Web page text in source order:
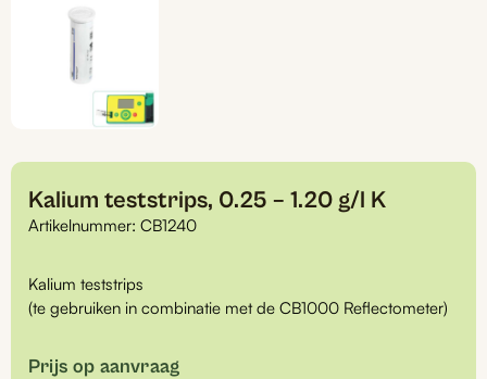
Kalium teststrips, 0.25 – 1.20 g/l K
Artikelnummer: CB1240
Kalium teststrips
(te gebruiken in combinatie met de CB1000 Reflectometer)
Prijs op aanvraag